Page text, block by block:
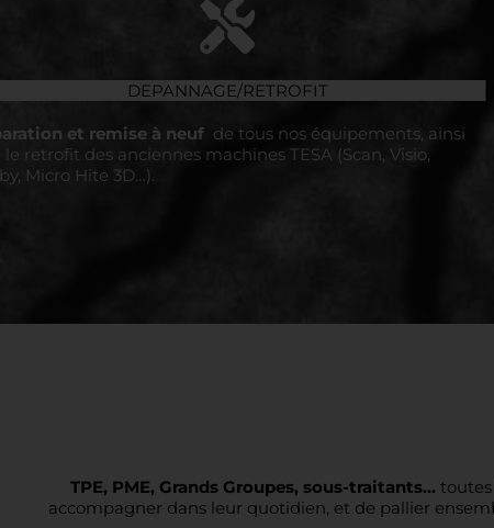
DEPANNAGE/RETROFIT
et remise à neuf de tous nos équipements, ainsi
le retrofit des anciennes machines TESA (Scan, Visio,
Micro Hite 3D…).
TPE, PME, Grands Groupes, sous-traitants…
accompagner dans leur quotidien, et de pallier